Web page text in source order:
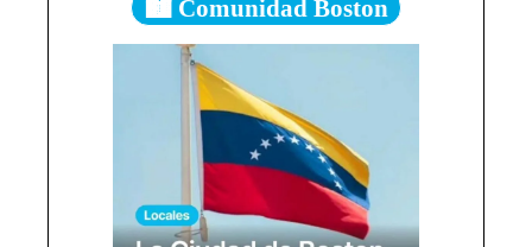
🏙️ Comunidad Boston